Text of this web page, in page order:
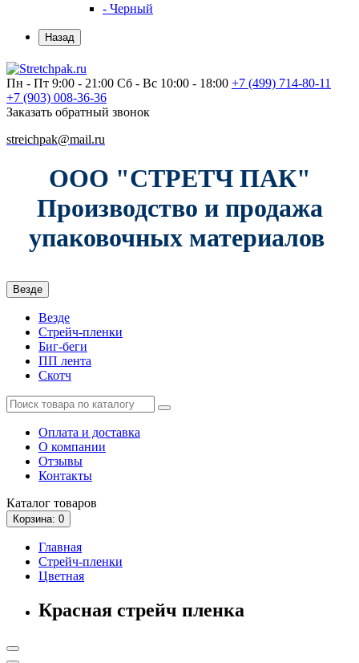
- Черный
Назад
Пн - Пт 9:00 - 21:00 Сб - Вс 10:00 - 18:00 +7 (499) 714-80-11
+7 (903) 008-36-36
Заказать обратный звонок
streichpak@mail.ru
ООО "СТРЕТЧ ПАК"
Производство и продажа
упаковочных материалов
Везде
Везде
Стрейч-пленки
Биг-беги
ПП лента
Скотч
Оплата и доставка
О компании
Отзывы
Контакты
Каталог товаров
Корзина: 0
Главная
Стрейч-пленки
Цветная
Красная стрейч пленка